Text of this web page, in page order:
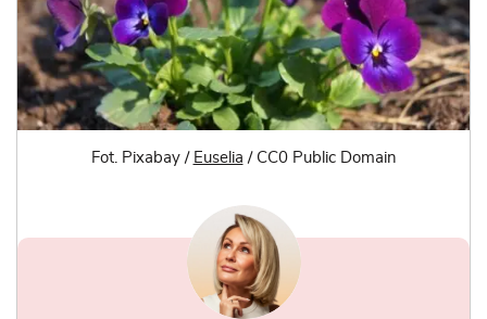
Fot. Pixabay / Euselia / CC0 Public Domain